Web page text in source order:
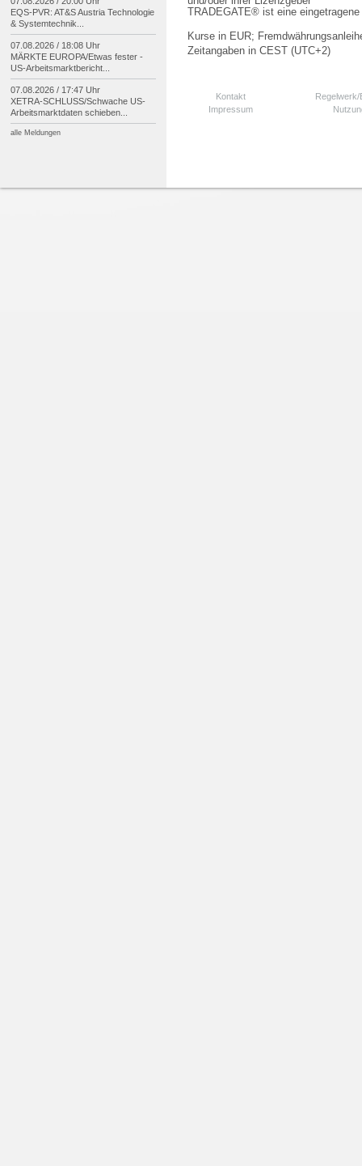
TRADEGATE® ist eine
Kurse in EUR;
Zeitangaben in CEST (UTC+2)
Kontakt
Impressum
EQS-PVR: AT&S Austria Technologie
& Systemtechnik...
07.08.2026 / 18:08 Uhr
MÄRKTE EUROPA/Etwas fester -
US-Arbeitsmarktbericht...
07.08.2026 / 17:47 Uhr
XETRA-SCHLUSS/Schwache US-
Arbeitsmarktdaten schieben...
alle Meldungen